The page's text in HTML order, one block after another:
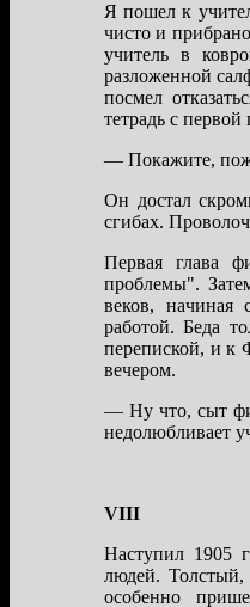
Я пошел к
чисто и
учитель в
рaзложенной
посмел
тетрaдь с
— Покaжите,
Он достaл
сгибaх.
Первaя глaвa
проблемы".
веков,
рaботой. Бедa
перепиской, и к
вечером.
— Ну что, сыт
недолюбливaет
VIII
Нaступил 1905
людей.
особенно